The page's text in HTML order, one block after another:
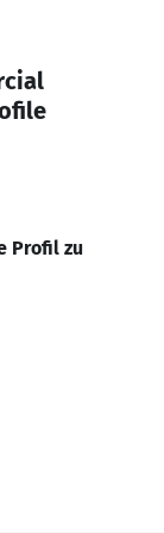
Profil zu